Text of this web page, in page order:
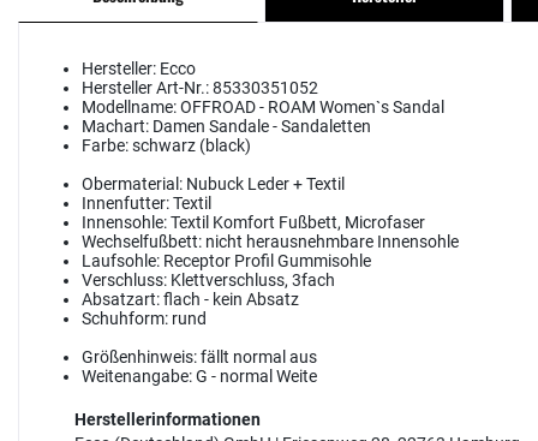
Hersteller: Ecco
Hersteller Art-Nr.:85330351052
Modellname:OFFROAD - ROAM Women`s Sandal
Machart: Damen Sandale - Sandaletten
Farbe:schwarz (black)
Obermaterial: Nubuck Leder + Textil
Innenfutter:Textil
Innensohle:Textil Komfort Fußbett, Microfaser
Wechselfußbett: nicht herausnehmbare Innensohle
Laufsohle: Receptor Profil Gummisohle
Verschluss: Klettverschluss, 3fach
Absatzart:flach - kein Absatz
Schuhform: rund
Größenhinweis:fällt normal aus
Weitenangabe:G - normal Weite
Herstellerinformationen